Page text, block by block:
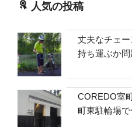
人気の投稿
丈夫なチェ
持ち運ぶか問
COREDO室
町東駐輪場